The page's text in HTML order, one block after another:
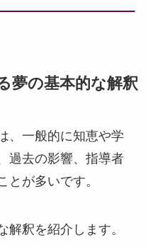
夢の基本的な解釈
、一般的に知恵や学
過去の影響、指導者
とが多いです。
解釈を紹介します。